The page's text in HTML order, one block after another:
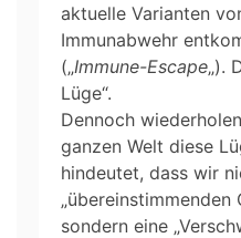
aktuelle Varianten
Immunabwehr
(„Immune-Escape„).
Lüge“.
Dennoch
ganzen Welt diese
hindeutet, dass wir
„übereinstimmenden
sondern eine